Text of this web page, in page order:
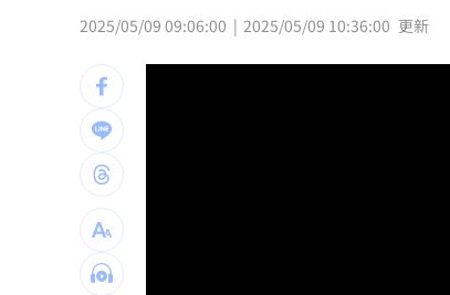
跨縣市「送肉粽」碰音樂節！遊客
橘貓「阿咪」離家百天 主人祭20
2025/05/09 09:06:00 2025/05/09 10:36:00 更新